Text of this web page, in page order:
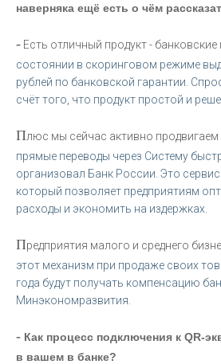
наверняка ещё есть о чём
- Есть отличный продукт -
состоянии в скоринговом режиме
рублей по банковской гарантии.
счёт того, что продукт простой и
Плюс мы сейчас активно продвигаем
прямые переводы через Систему
организовал Банк России. Это сервис
который позволяет предприятиям
расходы и экономить на издержках.
Предприятия малого и среднего
этот механизм при продаже своих
года будут получать компенсацию
Минэкономразвития.
- Как процесс подключения к QR-
в вашем в банке?